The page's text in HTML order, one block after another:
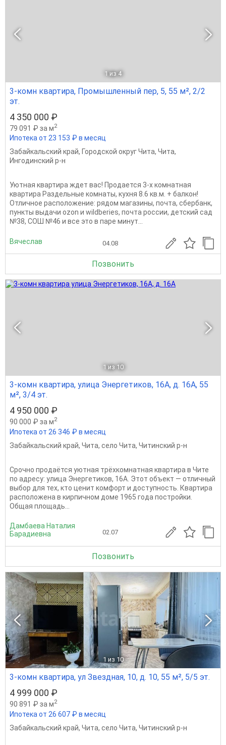
1 из 4
3-комн квартира, Промышленный пер, 5, 55 м², 2/2
эт.
4 350 000 ₽
79 091 ₽ за м2
Ипотека от 23 153 ₽ в месяц
Забайкальский край, Городской округ Чита, Чита,
Ингодинский р-н
Уютная квартира ждет вас! Продается 3-х комнатная
квартира Раздельные комнаты, кухня 8.6 кв.м. + балкон!
Отличное расположение: рядом магазины, почта, сбербанк,
пункты выдачи ozon и wildberies, почта россии, детский сад
№38, СОШ №46 и все это в паре минут...
Вячеслав 04.08
Позвонить
1 из 10
3-комн квартира, улица Энергетиков, 16А, д. 16А, 55
м², 3/4 эт.
4 950 000 ₽
90 000 ₽ за м2
Ипотека от 26 346 ₽ в месяц
Забайкальский край, Чита, село Чита, Читинский р-н
Срочно продаётся уютная трёхкомнатная квартира в Чите
по адресу: улица Энергетиков, 16А. Этот объект — отличный
выбор для тех, кто ценит комфорт и доступность. Квартира
расположена в кирпичном доме 1965 года постройки.
Общая площадь...
Дамбаева Наталия
Барадиевна
02.07
Позвонить
1 из 10
3-комн квартира, ул Звездная, 10, д. 10, 55 м², 5/5 эт.
4 999 000 ₽
90 891 ₽ за м2
Ипотека от 26 607 ₽ в месяц
Забайкальский край, Чита, село Чита, Читинский р-н